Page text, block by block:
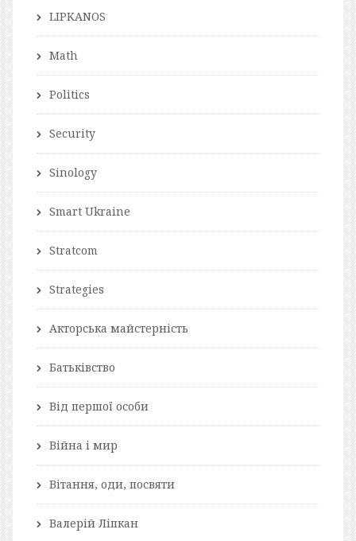
LIPKANOS
Math
Politics
Security
Sinology
Smart Ukraine
Stratcom
Strategies
Акторська майстерність
Батьківство
Від першої особи
Війна і мир
Вітання, оди, посвяти
Валерій Ліпкан